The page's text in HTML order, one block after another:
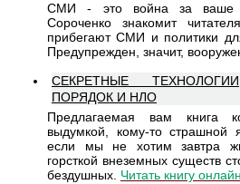
СМИ - это война за ваше
Сороченко знакомит
прибегают СМИ и политики
Предупрежден, значит,
СЕКРЕТНЫЕ
ПОРЯДОК И НЛО
Предлагаемая вам книга
выдумкой, кому-то страшной
если мы не хотим завтра
горсткой внеземных существ
бездушных. Читать книгу онлайн